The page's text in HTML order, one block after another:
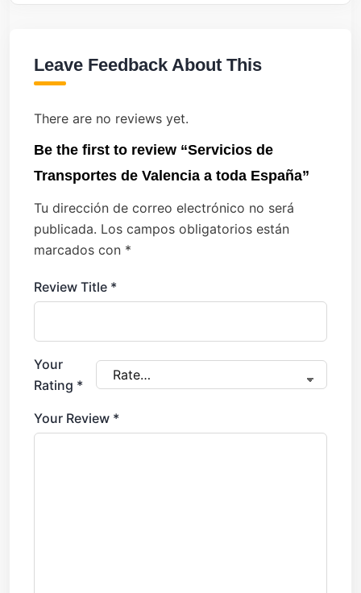
Leave Feedback About This
There are no reviews yet.
Be the first to review “Servicios de
Transportes de Valencia a toda España”
Tu dirección de correo electrónico no será
publicada. Los campos obligatorios están
marcados con *
Review Title *
Your
Rating *
Your Review *